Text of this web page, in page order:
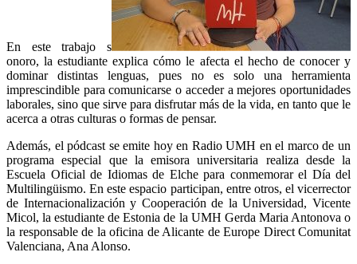
En este trabajo s
onoro, la estudiante explica cómo le afecta el hecho de conocer y
dominar distintas lenguas, pues no es solo una herramienta
imprescindible para comunicarse o acceder a mejores oportunidades
laborales, sino que sirve para disfrutar más de la vida, en tanto que le
acerca a otras culturas o formas de pensar.
Además, el pódcast se emite hoy en Radio UMH en el marco de un
programa especial que la emisora universitaria realiza desde la
Escuela Oficial de Idiomas de Elche para conmemorar el Día del
Multilingüismo. En este espacio participan, entre otros, el vicerrector
de Internacionalización y Cooperación de la Universidad, Vicente
Micol, la estudiante de Estonia de la UMH Gerda Maria Antonova o
la responsable de la oficina de Alicante de Europe Direct Comunitat
Valenciana, Ana Alonso.